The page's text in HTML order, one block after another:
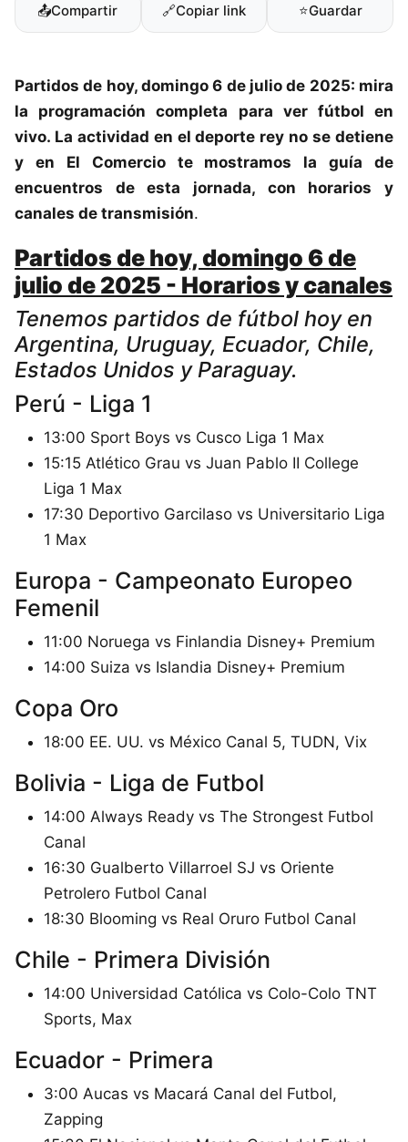
📤Compartir 🔗Copiar link ⭐Guardar
Partidos de hoy, domingo 6 de julio de 2025: mira
la programación completa para ver fútbol en
vivo. La actividad en el deporte rey no se detiene
y en El Comerciote mostramos la guía de
encuentros de esta jornada, con horarios y
canales de transmisión.
Partidos de hoy, domingo 6 de
julio de 2025 - Horarios y canales
Tenemos partidos de fútbol hoy en
Argentina, Uruguay, Ecuador, Chile,
Estados Unidos y Paraguay.
Perú - Liga 1
13:00 Sport Boys vs Cusco Liga 1 Max
15:15 Atlético Grau vs Juan Pablo II College
Liga 1 Max
17:30 Deportivo Garcilaso vs Universitario Liga
1 Max
Europa - Campeonato Europeo
Femenil
11:00 Noruega vs Finlandia Disney+ Premium
14:00 Suiza vs Islandia Disney+ Premium
Copa Oro
18:00 EE. UU. vs México Canal 5, TUDN, Vix
Bolivia - Liga de Futbol
14:00 Always Ready vs The Strongest Futbol
Canal
16:30 Gualberto Villarroel SJ vs Oriente
Petrolero Futbol Canal
18:30 Blooming vs Real Oruro Futbol Canal
Chile - Primera División
14:00 Universidad Católica vs Colo-Colo TNT
Sports, Max
Ecuador - Primera
3:00 Aucas vs Macará Canal del Futbol,
Zapping